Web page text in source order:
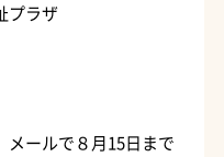
プラザ
メールで８月15日まで